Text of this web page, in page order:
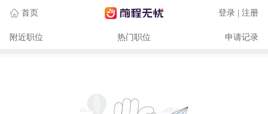
首页 登录 | 注册
附近职位 热门职位 申请记录